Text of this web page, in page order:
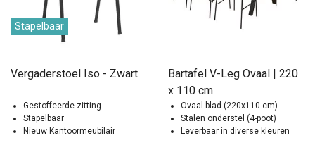
Stapelbaar
Vergaderstoel Iso - Zwart
Gestoffeerde zitting
Stapelbaar
Nieuw Kantoormeubilair
Bartafel V-Leg Ovaal | 220
x 110 cm
Ovaal blad (220x110 cm)
Stalen onderstel (4-poot)
Leverbaar in diverse kleuren